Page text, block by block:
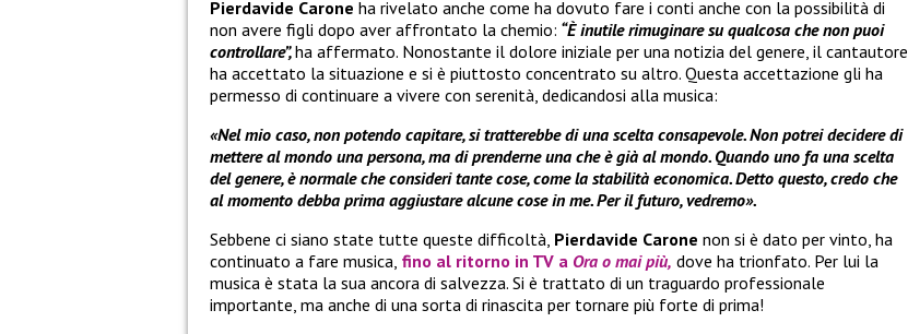
Pierdavide Carone ha rivelato anche come ha dovuto fare i conti anche con la possibilità di
non avere figli dopo aver affrontato la chemio: “È inutile rimuginare su qualcosa che non puoi
controllare”,ha affermato. Nonostante il dolore iniziale per una notizia del genere, il cantautore
ha accettato la situazione e si è piuttosto concentrato su altro. Questa accettazione gli ha
permesso di continuare a vivere con serenità, dedicandosi alla musica:
«Nel mio caso, non potendo capitare, si tratterebbe di una scelta consapevole. Non potrei decidere di
mettere al mondo una persona, ma di prenderne una che è già al mondo. Quando uno fa una scelta
del genere, è normale che consideri tante cose, come la stabilità economica. Detto questo, credo che
al momento debba prima aggiustare alcune cose in me. Per il futuro, vedremo».
Sebbene ci siano state tutte queste difficoltà, Pierdavide Carone non si è dato per vinto, ha
continuato a fare musica, fino al ritorno in TV a Ora o mai più, dove ha trionfato. Per lui la
musica è stata la sua ancora di salvezza. Si è trattato di un traguardo professionale
importante, ma anche di una sorta di rinascita per tornare più forte di prima!